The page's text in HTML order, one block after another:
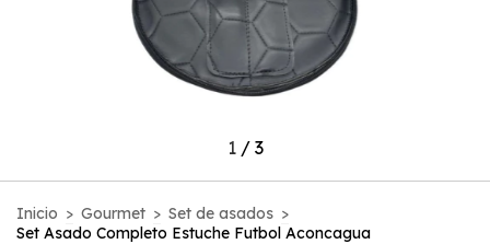
1/ 3
Inicio > Gourmet > Set de asados >
Set Asado Completo Estuche Futbol Aconcagua